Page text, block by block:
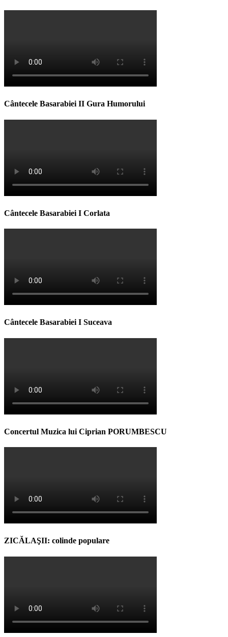
Cântecele Basarabiei II Gura Humorului
Cântecele Basarabiei I Corlata
Cântecele Basarabiei I Suceava
Concertul Muzica lui Ciprian PORUMBESCU
ZICĂLAŞII: colinde populare